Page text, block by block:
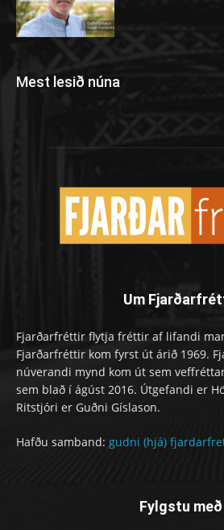
Mest lesið núna
Um
Fjarðarfréttir flytja fréttir af lifandi
Fjarðarfréttir kom fyrst út árið 1969.
núverandi mynd kom út sem
sem blað í ágúst 2016. Útgefandi er
Ritstjóri er Guðni Gíslason.
Hafðu samband: gudni (hjá)
Fylgstu með